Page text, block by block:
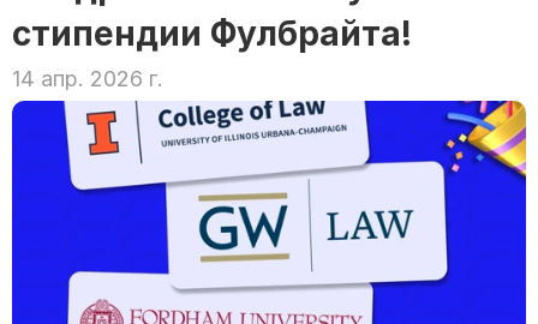
стипендии Фулбрайта!
14 апр. 2026 г.